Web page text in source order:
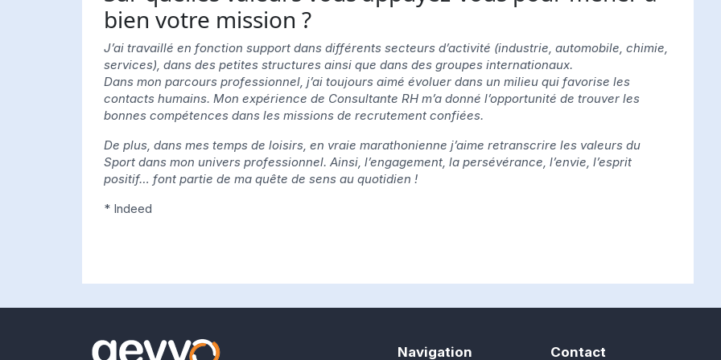
bien votre mission ?
J’ai travaillé en fonction support dans différents secteurs d’activité (industrie, automobile, chimie,
services), dans des petites structures ainsi que dans des groupes internationaux.
Dans mon parcours professionnel, j’ai toujours aimé évoluer dans un milieu qui favorise les
contacts humains. Mon expérience de Consultante RH m’a donné l’opportunité de trouver les
bonnes compétences dans les missions de recrutement confiées.
De plus, dans mes temps de loisirs, en vraie marathonienne j’aime retranscrire les valeurs du
Sport dans mon univers professionnel. Ainsi, l’engagement, la persévérance, l’envie, l’esprit
positif… font partie de ma quête de sens au quotidien !
* Indeed
Navigation Contact